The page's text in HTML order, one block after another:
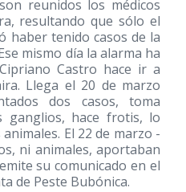
reunidos los médicos
resultando que sólo el
haber tenido casos de la
mismo día la alarma ha
Castro hace ir a
Llega el 20 de marzo
dos casos, toma
ganglios, hace frotis, lo
El 22 de marzo -
ni animales, aportaban
su comunicado en el
de Peste Bubónica.